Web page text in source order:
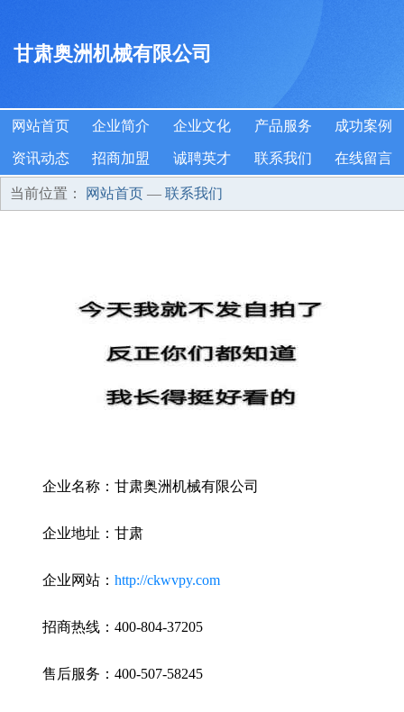
甘肃奥洲机械有限公司
网站首页 企业简介 企业文化 产品服务 成功案例
资讯动态 招商加盟 诚聘英才 联系我们 在线留言
当前位置： 网站首页 — 联系我们
企业名称：甘肃奥洲机械有限公司
企业地址：甘肃
企业网站： http://ckwvpy.com
招商热线：400-804-37205
售后服务：400-507-58245